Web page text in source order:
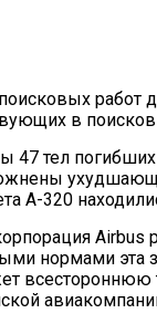
работ
в
47 тел погибших
А-320
Airbus
нормами эта